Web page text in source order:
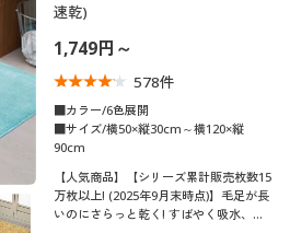
速乾)
1,749円～
578件
■カラー/6色展開
■サイズ/横50×縦30cm～横120×縦
90cm
【人気商品】【シリーズ累計販売枚数15
万枚以上! (2025年9月末時点)】毛足が長
いのにさらっと乾く! すばやく吸水、発